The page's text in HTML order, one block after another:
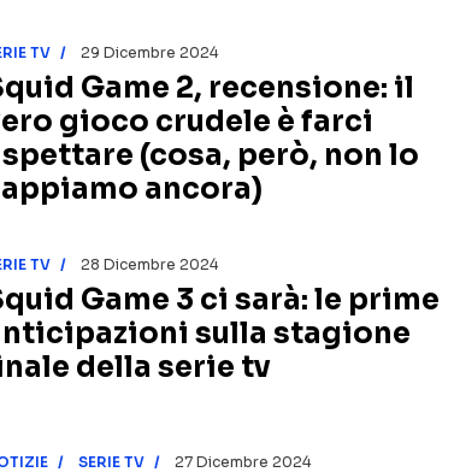
TV 29 Dicembre 2024
Game 2, recensione: il
gioco crudele è farci
(cosa, però, non lo
ancora)
TV 28 Dicembre 2024
Game 3 ci sarà: le prime
sulla stagione
della serie tv
SERIE TV 27 Dicembre 2024